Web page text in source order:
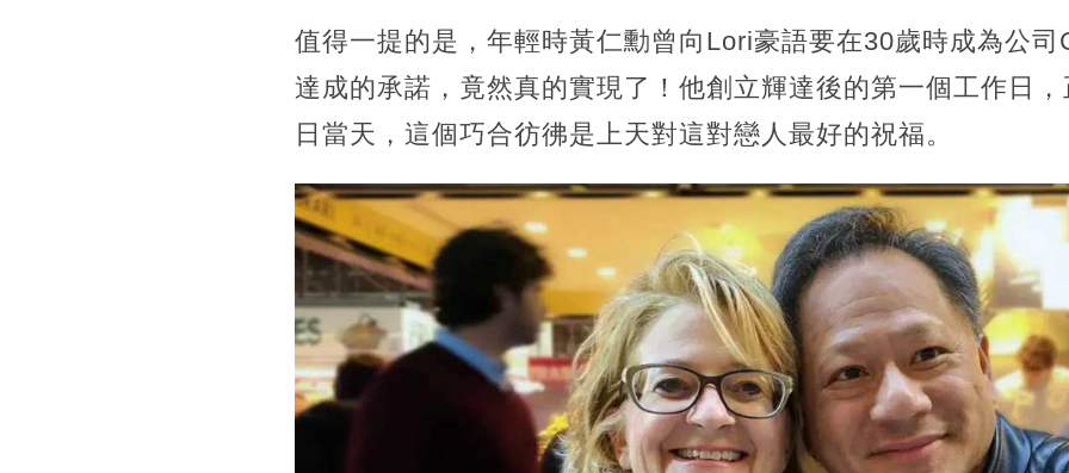
值得一提的是，年輕時黃仁勳曾向Lori豪語要在30歲時成為公司
達成的承諾，竟然真的實現了！他創立輝達後的第一個工作日
日當天，這個巧合彷彿是上天對這對戀人最好的祝福。